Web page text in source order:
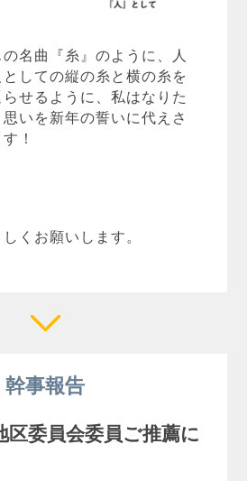
名曲『糸』のように、人
しての縦の糸と横の糸を
せるように、私はなりた
いを新年の誓いに代えさ
！
くお願いします。
幹事報告
区委員会委員ご推薦に